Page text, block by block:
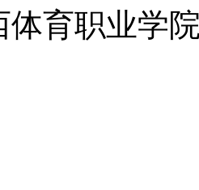
育职业学